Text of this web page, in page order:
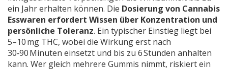
ein Jahr erhalten können. Die Dosierung von Cannabis
Esswaren erfordert Wissen über Konzentration und
persönliche Toleranz. Ein typischer Einstieg liegt bei
5–10 mg THC, wobei die Wirkung erst nach
30‑90 Minuten einsetzt und bis zu 6 Stunden anhalten
kann. Wer gleich mehrere Gummis nimmt, riskiert ein